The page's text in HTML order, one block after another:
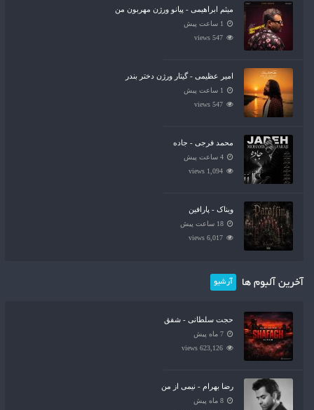
میثم ابراهیمی - پیانو ورژن مهربون من
1 ساعت پیش
547 views
امیر عظیمی - گیتار ورژن دختر بندر
1 ساعت پیش
547 views
محمد فرجی - جاده
4 ساعت پیش
1,094 views
ویناک - پارافین
18 ساعت پیش
6,017 views
آخرین آلبوم ها آرشیو
حجت سلطانی - شفق
7 ماه پیش
623,126 views
رضا بهرام - نیمی از من
8 ماه پیش